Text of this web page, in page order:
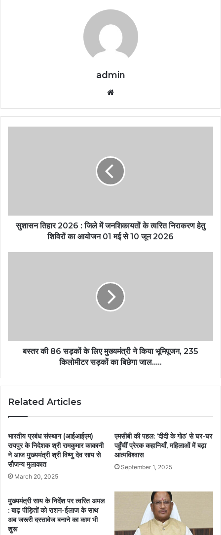
admin
सुशासन तिहार 2026 : जिले में जनशिकायतों के त्वरित निराकरण हेतु
शिविरों का आयोजन 01 मई से 10 जून 2026
बस्तर की 86 सड़कों के लिए मुख्यमंत्री ने किया भूमिपूजन, 235
किलोमीटर सड़कों का बिछेगा जाल…..
Related Articles
भारतीय प्रबंध संस्थान (आईआईएम)
रायपुर के निदेशक श्री रामकुमार काकानी
ने आज मुख्यमंत्री श्री विष्णु देव साय से
सौजन्य मुलाकात
March 20, 2025
एमसीबी की पहल: ‘दीदी के गोठ’ से घर-घर
पहुँचीं प्रेरक कहानियाँ, महिलाओं में बढ़ा
आत्मविश्वास
September 1, 2025
मुख्यमंत्री साय के निर्देश पर त्वरित अमल
: बाढ़ पीड़ितों को राशन-ईलाज के साथ
अब जरूरी दस्तावेज बनाने का काम भी
शुरू